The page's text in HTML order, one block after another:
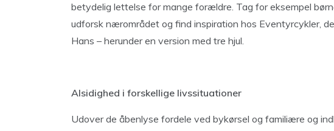
betydelig lettelse for mange forældre. Tag for eksempel
udforsk nærområdet og find inspiration hos Eventyrcykler,
Hans – herunder en version med tre hjul.
Alsidighed i forskellige livssituationer
Udover de åbenlyse fordele ved bykørsel og familiære og